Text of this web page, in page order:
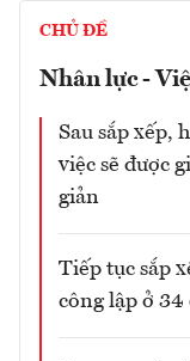
CHỦ ĐỀ
Nhân lực -
Sau sắp xếp,
việc sẽ được
giản
Tiếp tục sắp
công lập ở